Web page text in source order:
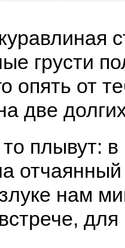
грусти
опять от
две
плывут: в
отчаянный
нам